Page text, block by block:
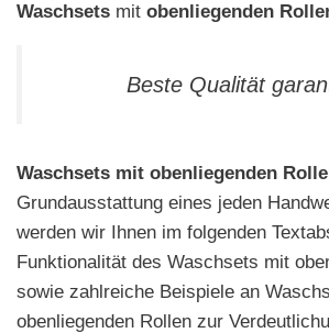
Waschsets mit obenliegenden
Beste Qualität
Waschsets mit obenliegenden
Grundausstattung eines jeden
werden wir Ihnen im folgenden
Funktionalität des Waschsets mit
sowie zahlreiche Beispiele an
obenliegenden Rollen zur